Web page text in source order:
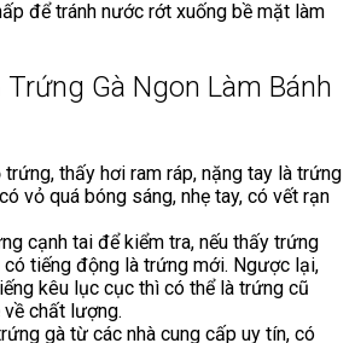
để tránh nước rớt xuống bề mặt làm
Trứng Gà Ngon Làm Bánh
trứng, thấy hơi ram ráp, nặng tay là trứng
vỏ quá bóng sáng, nhẹ tay, có vết rạn
cạnh tai để kiểm tra, nếu thấy trứng
có tiếng động là trứng mới. Ngược lại,
kêu lục cục thì có thể là trứng cũ
chất lượng.
gà từ các nhà cung cấp uy tín, có